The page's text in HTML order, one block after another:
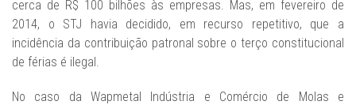
cerca de R$ 100 bilhões às empresas. Mas, em fevereiro de
2014, o STJ havia decidido, em recurso repetitivo, que a
incidência da contribuição patronal sobre o terço constitucional
de férias é ilegal.
No caso da Wapmetal Indústria e Comércio de Molas e